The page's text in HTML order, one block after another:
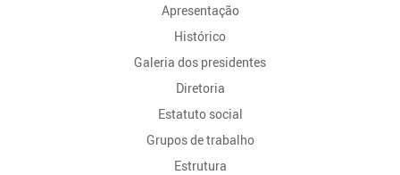
Apresentação
Histórico
Galeria dos presidentes
Diretoria
Estatuto social
Grupos de trabalho
Estrutura